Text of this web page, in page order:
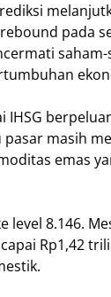
pada
IHSG
pasar masih
emas
level 8.146.
Rp1,42